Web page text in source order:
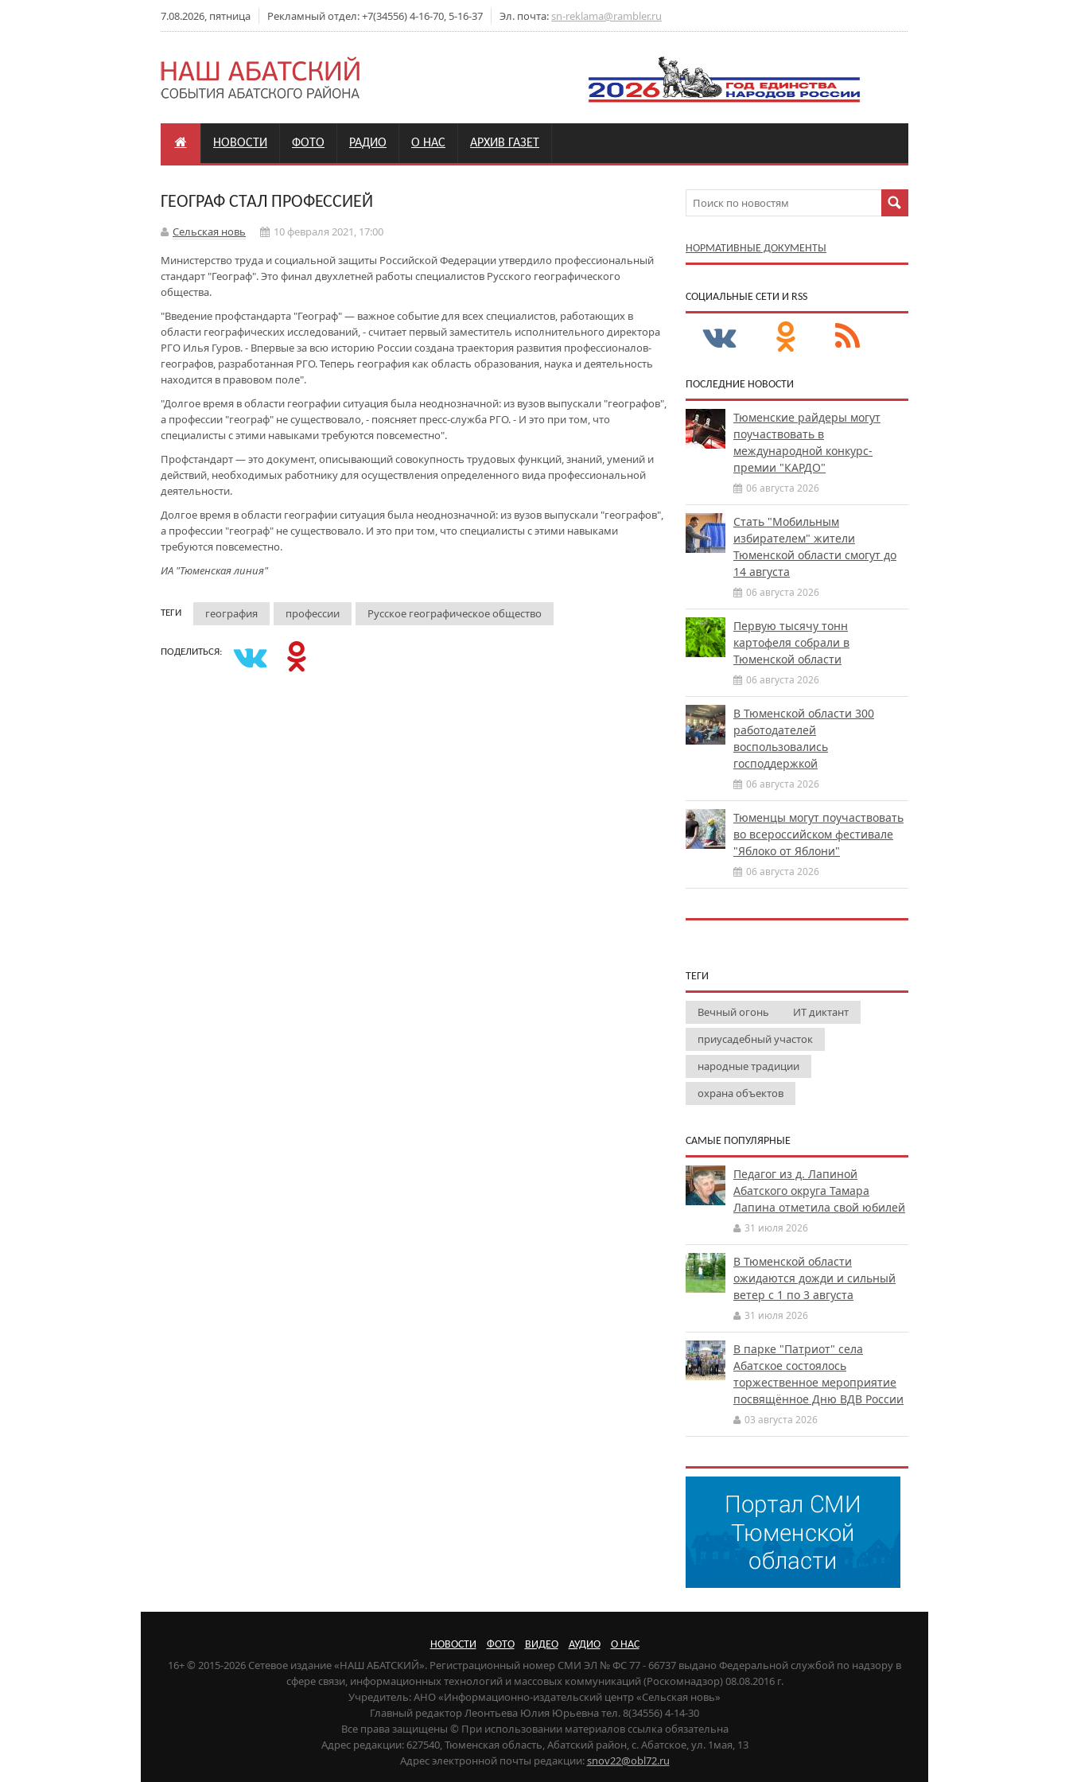
7.08.2026, пятница Рекламный отдел: +7(34556) 4-16-70, 5-16-37 Эл. почта: sn-reklama@rambler.ru
НОВОСТИ ФОТО РАДИО О НАС АРХИВ ГАЗЕТ
ГЕОГРАФ СТАЛ ПРОФЕССИЕЙ
Сельская новь
10 февраля 2021, 17:00
Министерство труда и социальной защиты Российской Федерации утвердило профессиональный
стандарт "Географ". Это финал двухлетней работы специалистов Русского географического
общества.
"Введение профстандарта "Географ" — важное событие для всех специалистов, работающих в
области географических исследований, - считает первый заместитель исполнительного директора
РГО Илья Гуров. - Впервые за всю историю России создана траектория развития профессионалов-
географов, разработанная РГО. Теперь география как область образования, наука и деятельность
находится в правовом поле".
"Долгое время в области географии ситуация была неоднозначной: из вузов выпускали "географов",
а профессии "географ" не существовало, - поясняет пресс-служба РГО. - И это при том, что
специалисты с этими навыками требуются повсеместно".
Профстандарт — это документ, описывающий совокупность трудовых функций, знаний, умений и
действий, необходимых работнику для осуществления определенного вида профессиональной
деятельности.
Долгое время в области географии ситуация была неоднозначной: из вузов выпускали "географов",
а профессии "географ" не существовало. И это при том, что специалисты с этими навыками
требуются повсеместно.
ИА "Тюменская линия"
ТЕГИ география профессии Русское географическое общество
ПОДЕЛИТЬСЯ:
НОРМАТИВНЫЕ ДОКУМЕНТЫ
CОЦИАЛЬНЫЕ СЕТИ И RSS
ПОСЛЕДНИЕ НОВОСТИ
Тюменские райдеры могут
поучаствовать в
международной конкурс-
премии "КАРДО"
06 августа 2026
Стать "Мобильным
избирателем" жители
Тюменской области смогут до
14 августа
06 августа 2026
Первую тысячу тонн
картофеля собрали в
Тюменской области
06 августа 2026
В Тюменской области 300
работодателей
воспользовались
господдержкой
06 августа 2026
Тюменцы могут поучаствовать
во всероссийском фестивале
"Яблоко от Яблони"
06 августа 2026
ТЕГИ
Вечный огонь
ИТ диктант
приусадебный участок
народные традиции
охрана объектов
САМЫЕ ПОПУЛЯРНЫЕ
Педагог из д. Лапиной
Абатского округа Тамара
Лапина отметила свой юбилей
31 июля 2026
В Тюменской области
ожидаются дожди и сильный
ветер с 1 по 3 августа
31 июля 2026
В парке "Патриот" села
Абатское состоялось
торжественное мероприятие
посвящённое Дню ВДВ России
03 августа 2026
НОВОСТИ ФОТО ВИДЕО АУДИО О НАС
16+ © 2015-2026 Сетевое издание «НАШ АБАТСКИЙ». Регистрационный номер СМИ ЭЛ № ФС 77 - 66737 выдано Федеральной службой по надзору в
сфере связи, информационных технологий и массовых коммуникаций (Роскомнадзор) 08.08.2016 г.
Учредитель: АНО «Информационно-издательский центр «Сельская новь»
Главный редактор Леонтьева Юлия Юрьевна тел. 8(34556) 4-14-30
Все права защищены © При использовании материалов ссылка обязательна
Адрес редакции: 627540, Тюменская область, Абатский район, с. Абатское, ул. 1мая, 13
Адрес электронной почты редакции:snov22@obl72.ru